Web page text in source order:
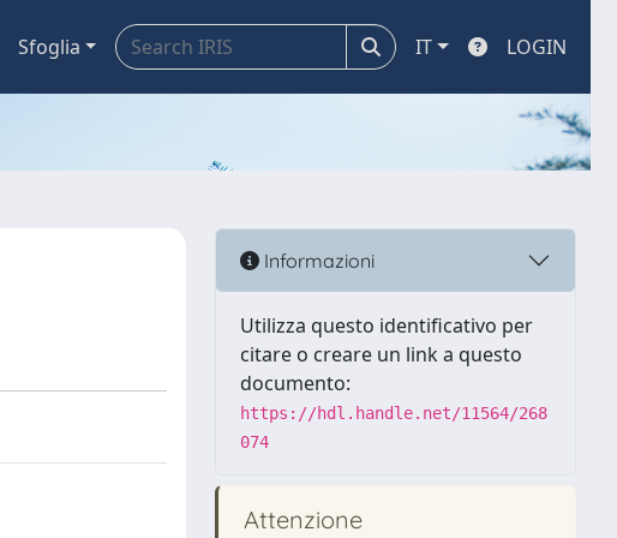
Sfoglia IT LOGIN
Informazioni
Utilizza questo identificativo per
citare o creare un link a questo
documento:
https://hdl.handle.net/11564/268
074
Attenzione